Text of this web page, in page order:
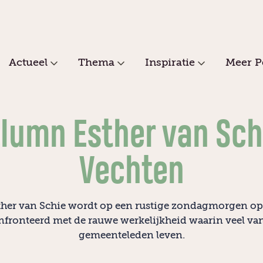
Actueel Thema Inspiratie Meer
Esther van
Vechten
van Schie wordt op een rustige zondagmorgen
met de rauwe werkelijkheid waarin veel
gemeenteleden leven.